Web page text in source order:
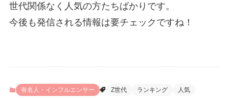
世代関係なく人気の方たちばかりです。
今後も発信される情報は要チェックですね！
有名人・インフルエンサー Z世代 ランキング 人気